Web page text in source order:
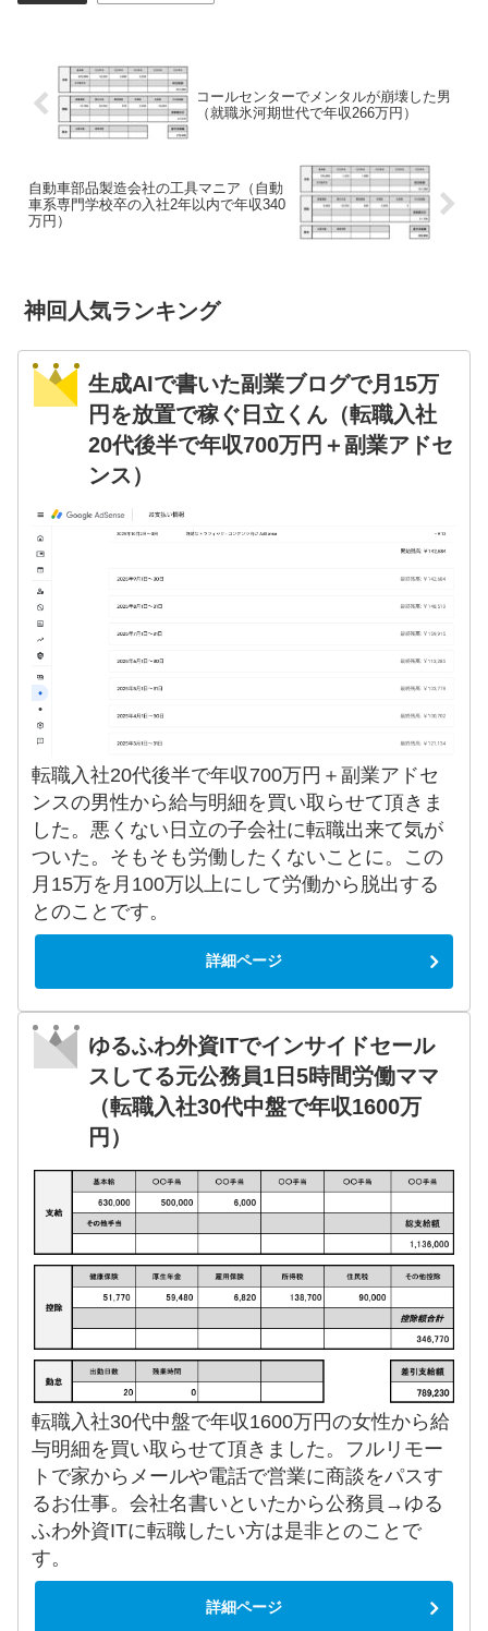
コールセンターでメンタルが崩壊した男
（就職氷河期世代で年収266万円）
自動車部品製造会社の工具マニア（自動
車系専門学校卒の入社2年以内で年収340
万円）
神回人気ランキング
生成AIで書いた副業ブログで月15万
円を放置で稼ぐ日立くん（転職入社
20代後半で年収700万円＋副業アドセ
ンス）
転職入社20代後半で年収700万円＋副業アドセ
ンスの男性から給与明細を買い取らせて頂きま
した。悪くない日立の子会社に転職出来て気が
ついた。そもそも労働したくないことに。この
月15万を月100万以上にして労働から脱出する
とのことです。
詳細ページ
ゆるふわ外資ITでインサイドセール
スしてる元公務員1日5時間労働ママ
（転職入社30代中盤で年収1600万
円）
転職入社30代中盤で年収1600万円の女性から給
与明細を買い取らせて頂きました。フルリモー
トで家からメールや電話で営業に商談をパスす
るお仕事。会社名書いといたから公務員→ゆる
ふわ外資ITに転職したい方は是非とのことで
す。
詳細ページ